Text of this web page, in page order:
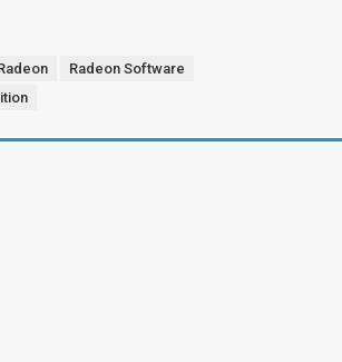
Radeon Software